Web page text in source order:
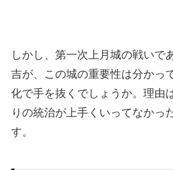
しかし、第一次上月城の戦いで
吉が、この城の重要性は分かっ
化で手を抜くでしょうか。理由
りの統治が上手くいってなかっ
す。